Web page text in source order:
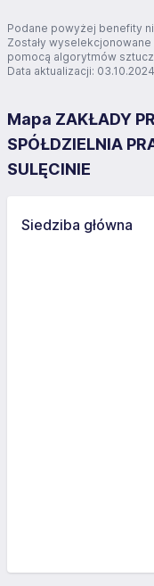
Podane powyżej benefity
Zostały
pomocą algorytmów
Data aktualizacji: 03.10.2024
Mapa ZAKŁADY
SPÓŁDZIELNIA
SULĘCINIE
Siedziba główna